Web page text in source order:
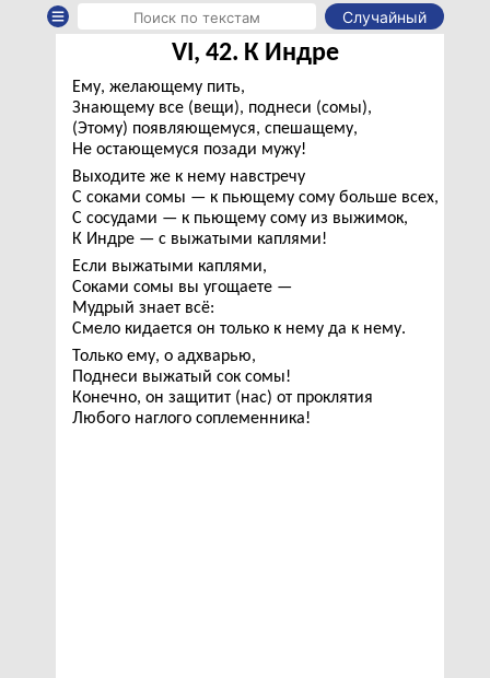
Случайный
VI, 42. К Индре
Ему, желающему пить,
Знающему все (вещи), поднеси (сомы),
(Этому) появляющемуся, спешащему,
Не остающемуся позади мужу!
Выходите же к нему навстречу
С соками сомы — к пьющему сому больше всех,
С сосудами — к пьющему сому из выжимок,
К Индре — с выжатыми каплями!
Если выжатыми каплями,
Соками сомы вы угощаете —
Мудрый знает всё:
Смело кидается он только к нему да к нему.
Только ему, о адхварью,
Поднеси выжатый сок сомы!
Конечно, он защитит (нас) от проклятия
Любого наглого соплеменника!